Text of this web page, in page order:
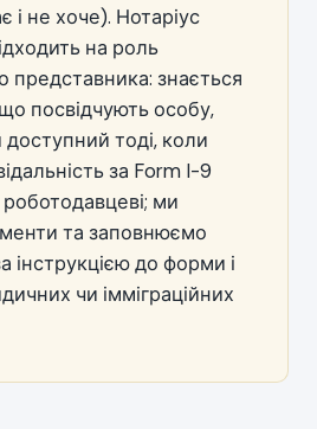
і не хоче). Нотаріус
на роль
представника: знається
посвідчують особу,
тоді, коли
за Form I-9
ми
та заповнюємо
інструкцією до форми і
чи імміграційних